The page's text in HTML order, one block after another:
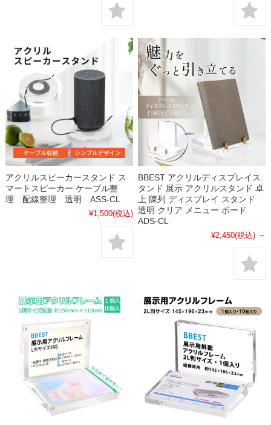
アクリルスピーカースタンド ス
マートスピーカー ケーブル整
理 配線整理 透明 ASS-CL
¥1,500(税込)
BBEST アクリルディスプレイス
タンド 展示 アクリルスタンド 卓
上 陳列 ディスプレイ スタンド
透明 クリア メニュー ボード
ADS-CL
¥2,450(税込) ～